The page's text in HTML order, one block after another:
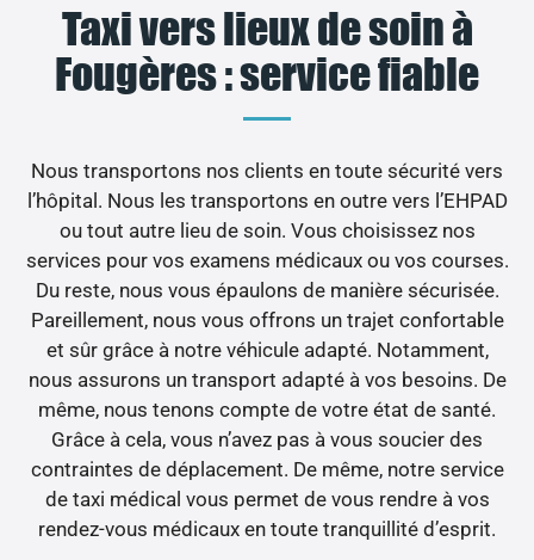
Taxi vers lieux de soin à
Fougères : service fiable
Nous transportons nos clients en toute sécurité vers
l’hôpital. Nous les transportons en outre vers l’EHPAD
ou tout autre lieu de soin. Vous choisissez nos
services pour vos examens médicaux ou vos courses.
Du reste, nous vous épaulons de manière sécurisée.
Pareillement, nous vous offrons un trajet confortable
et sûr grâce à notre véhicule adapté. Notamment,
nous assurons un transport adapté à vos besoins. De
même, nous tenons compte de votre état de santé.
Grâce à cela, vous n’avez pas à vous soucier des
contraintes de déplacement. De même, notre service
de taxi médical vous permet de vous rendre à vos
rendez-vous médicaux en toute tranquillité d’esprit.